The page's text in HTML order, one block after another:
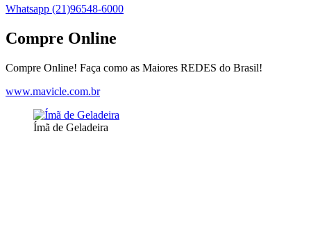
Whatsapp (21)96548-6000
Compre Online
Compre Online! Faça como as Maiores REDES do Brasil!
www.mavicle.com.br
Ímã de Geladeira